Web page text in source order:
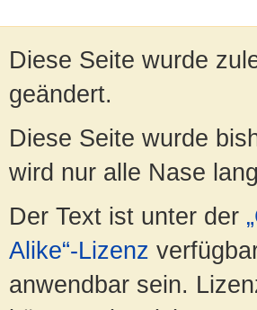
Diese Seite wurde
geändert.
Diese Seite wurde
wird nur alle Nase
Der Text ist unter der
Alike“-Lizenz
anwendbar sein.